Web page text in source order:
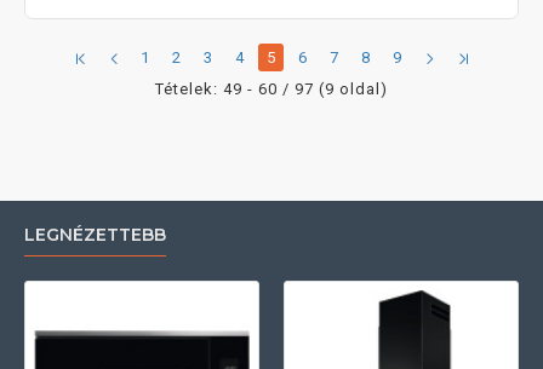
1 2 3 4 5 6 7 8
9
Tételek: 49 - 60 / 97 (9 oldal)
LEGNÉZETTEBB